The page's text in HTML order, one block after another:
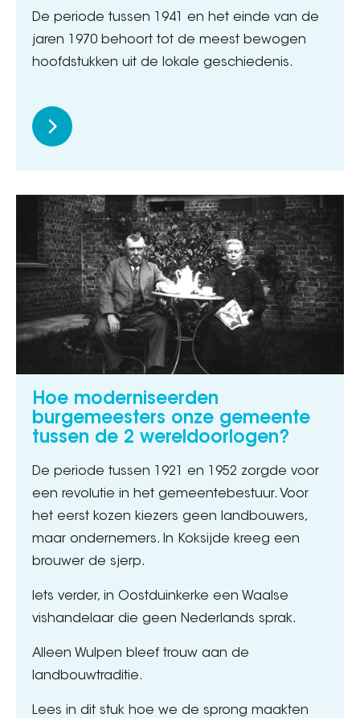
De periode tussen 1941 en het einde van de
jaren 1970 behoort tot de meest bewogen
hoofdstukken uit de lokale geschiedenis.
Hoe moderniseerden
burgemeesters onze gemeente
tussen de 2 wereldoorlogen?
De periode tussen 1921 en 1952 zorgde voor
een revolutie in het gemeentebestuur. Voor
het eerst kozen kiezers geen landbouwers,
maar ondernemers. In Koksijde kreeg een
brouwer de sjerp.
Iets verder, in Oostduinkerke een Waalse
vishandelaar die geen Nederlands sprak.
Alleen Wulpen bleef trouw aan de
landbouwtraditie.
Lees in dit stuk hoe we de sprong maakten